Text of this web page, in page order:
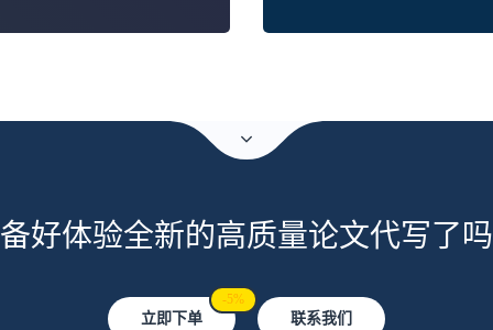
好体验全新的高质量论文代写了
立即下单
-5%
联系我们